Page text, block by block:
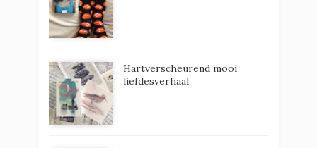
Hartverscheurend mooi
liefdesverhaal